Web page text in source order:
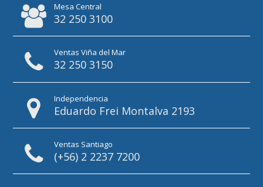
Mesa Central
32 250 3100
Ventas Viña del Mar
32 250 3150
Independencia
Eduardo Frei Montalva 2193
Ventas Santiago
(+56) 2 2237 7200